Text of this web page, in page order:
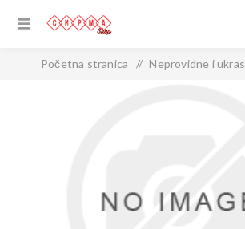
Početna stranica / Neprovidne i